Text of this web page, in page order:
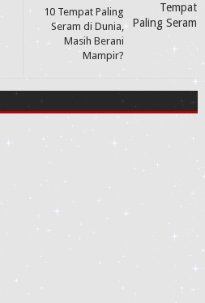
10 Tempat Paling
Seram di Dunia,
Masih Berani
Mampir?